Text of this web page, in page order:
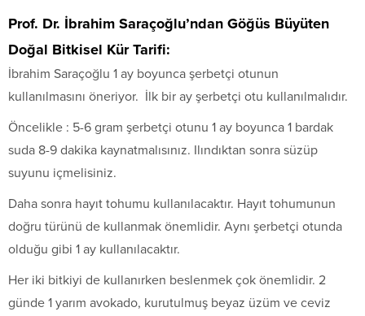
Prof. Dr. İbrahim Saraçoğlu’ndan Göğüs Büyüten
Doğal Bitkisel Kür Tarifi:
İbrahim Saraçoğlu 1 ay boyunca şerbetçi otunun
kullanılmasını öneriyor. İlk bir ay şerbetçi otu kullanılmalıdır.
Öncelikle : 5-6 gram şerbetçi otunu 1 ay boyunca 1 bardak
suda 8-9 dakika kaynatmalısınız. Ilındıktan sonra süzüp
suyunu içmelisiniz.
Daha sonra hayıt tohumu kullanılacaktır. Hayıt tohumunun
doğru türünü de kullanmak önemlidir. Aynı şerbetçi otunda
olduğu gibi 1 ay kullanılacaktır.
Her iki bitkiyi de kullanırken beslenmek çok önemlidir. 2
günde 1 yarım avokado, kurutulmuş beyaz üzüm ve ceviz